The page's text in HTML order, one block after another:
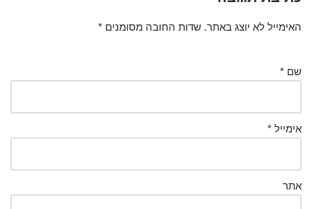
האימייל לא יוצג באתר. שדות החובה מסומנים *
שם *
אימייל *
אתר